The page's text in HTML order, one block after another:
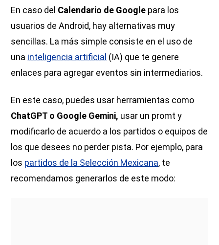
En caso del Calendario de Google para los
usuarios de Android, hay alternativas muy
sencillas. La más simple consiste en el uso de
una inteligencia artificial (IA) que te genere
enlaces para agregar eventos sin intermediarios.
En este caso, puedes usar herramientas como
ChatGPT o Google Gemini, usar un promt y
modificarlo de acuerdo a los partidos o equipos de
los que desees no perder pista. Por ejemplo, para
los partidos de la Selección Mexicana, te
recomendamos generarlos de este modo: